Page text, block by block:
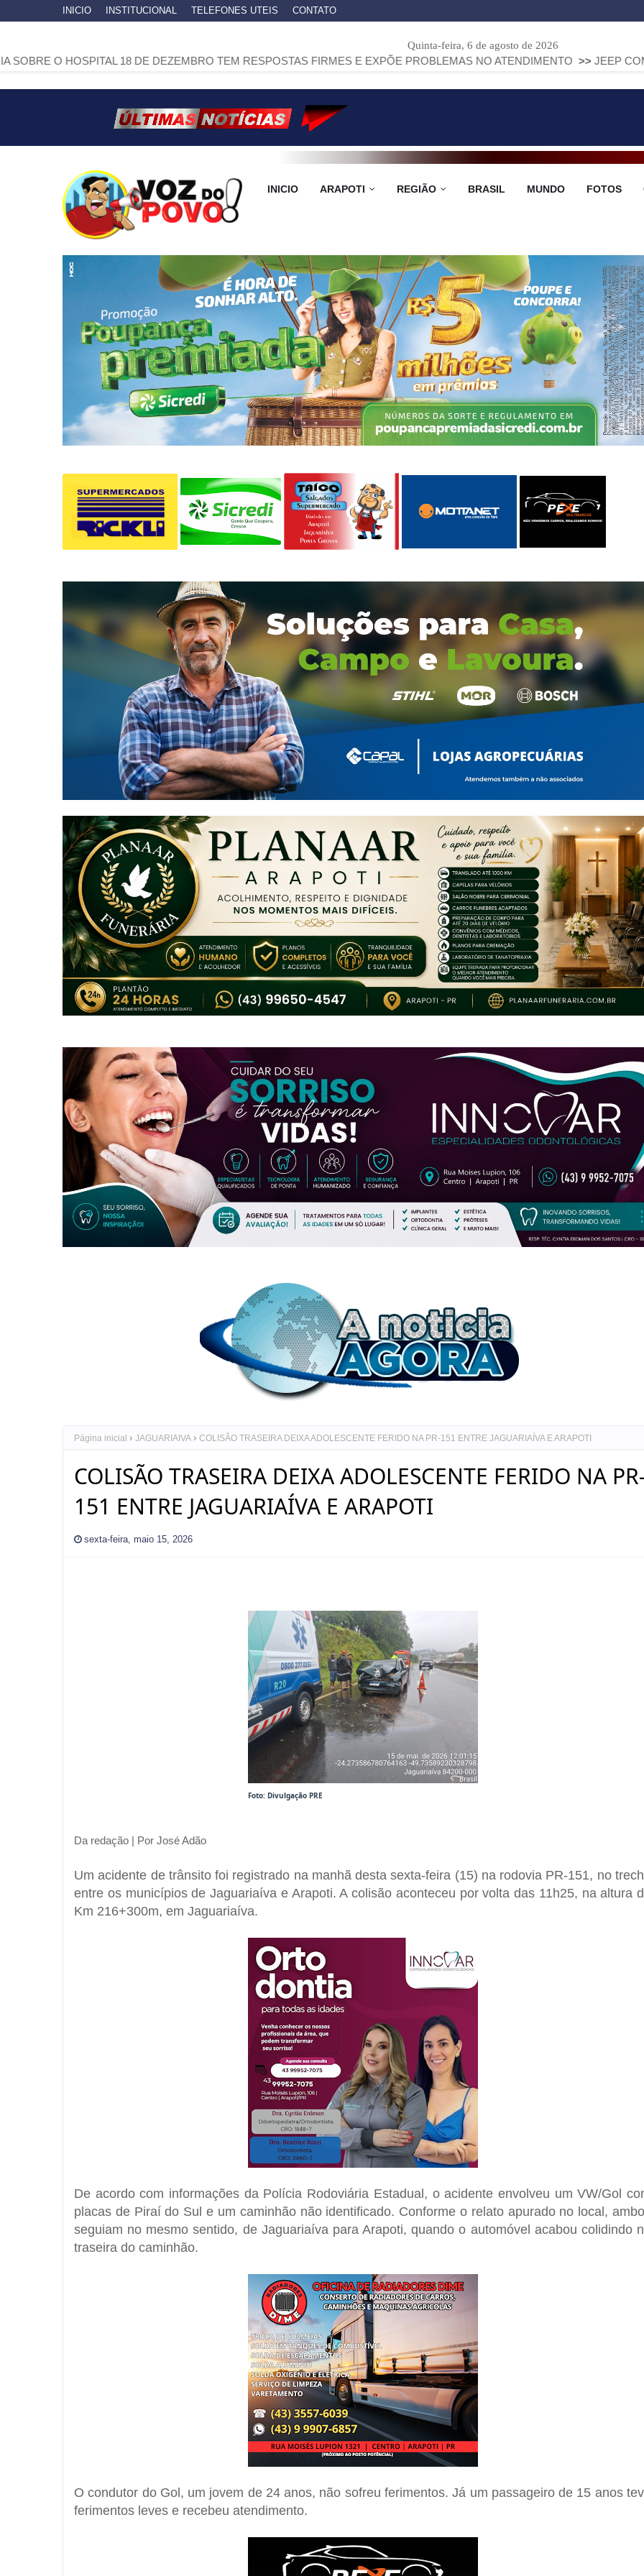
INICIO INSTITUCIONAL TELEFONES UTEIS CONTATO
Quinta-feira, 6 de agosto de 2026
18 DE DEZEMBRO TEM RESPOSTAS FIRMES E EXPÕE PROBLEMAS NO ATENDIMENTO >> JEEP COMPASS SOBE
INICIO ARAPOTI REGIÃO BRASIL MUNDO FOTOS
Página inicial JAGUARIAIVA COLISÃO TRASEIRA DEIXA ADOLESCENTE FERIDO NA PR-151 ENTRE JAGUARIAÍVA E ARAPOTI
COLISÃO TRASEIRA DEIXA ADOLESCENTE FERIDO NA
151 ENTRE JAGUARIAÍVA E ARAPOTI
sexta-feira, maio 15, 2026
Foto: Divulgação PRE
Da redação | Por José Adão
Um acidente de trânsito foi registrado na manhã desta sexta-feira (15) na rodovia PR-151, no
entre os municípios de Jaguariaíva e Arapoti. A colisão aconteceu por volta das 11h25, na altura
Km 216+300m, em Jaguariaíva.
De acordo com informações da Polícia Rodoviária Estadual , o acidente envolveu umVW/Gol
placas de Piraí do Sul e um caminhão não identificado. Conforme o relato apurado no local,
seguiam no mesmo sentido, de Jaguariaíva para Arapoti, quando o automóvel acabou colidindo
traseira do caminhão.
O condutor do Gol, um jovem de 24 anos, não sofreu ferimentos. Já um passageiro de 15 anos
ferimentos leves e recebeu atendimento.